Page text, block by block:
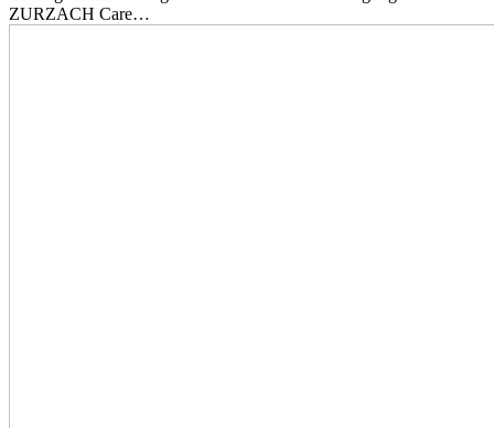
ZURZACH Care…